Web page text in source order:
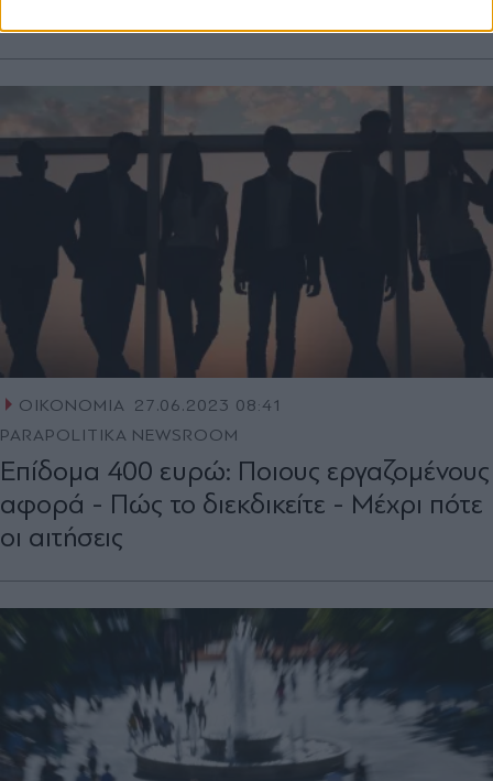
ΟΙΚΟΝΟΜΙΑ 27.06.2023 08:41
PARAPOLITIKA NEWSROOM
Επίδομα 400 ευρώ: Ποιους εργαζομένους
αφορά - Πώς το διεκδικείτε - Μέχρι πότε
οι αιτήσεις